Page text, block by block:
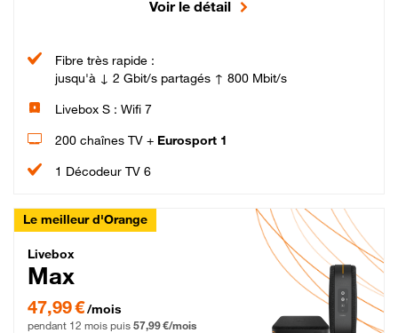
Voir le détail
Fibre très rapide :
jusqu'à ↓ 2 Gbit/s partagés ↑ 800 Mbit/s
Livebox S : Wifi 7
200 chaînes TV + Eurosport 1
1 Décodeur TV 6
Le meilleur d'Orange
Livebox Max Fibre
Livebox
Max
47,99 € par mois pendant 12 mois puis 57,99 € par mois, Engagement 12 mois
47,99 €/mois
pendant 12 mois puis 57,99 €/mois